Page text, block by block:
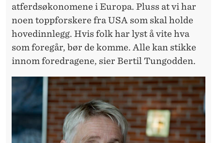
atferdsøkonomene i Europa. Pluss at vi har
noen toppforskere fra USA som skal holde
hovedinnlegg. Hvis folk har lyst å vite hva
som foregår, bør de komme. Alle kan stikke
innom foredragene, sier Bertil Tungodden.